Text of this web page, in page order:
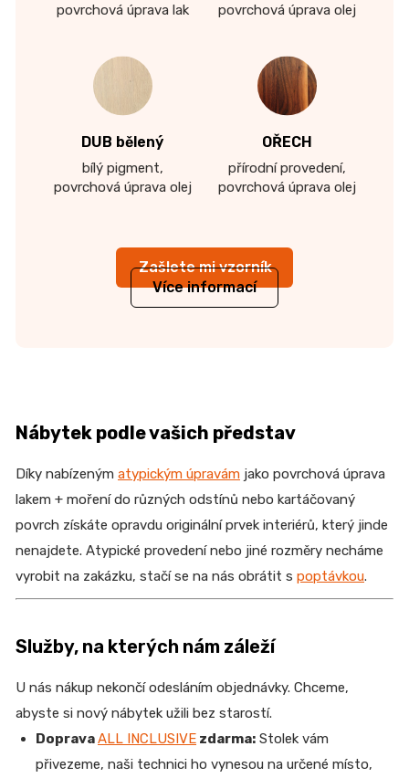
povrchová úprava lak
povrchová úprava olej
DUB bělený
bílý pigment,
povrchová úprava olej
OŘECH
přírodní provedení,
povrchová úprava olej
Zašlete mi vzorník
Více informací
Nábytek podle vašich představ
Díky nabízeným atypickým úpravám jako povrchová úprava
lakem + moření do různých odstínů nebo kartáčovaný
povrch získáte opravdu originální prvek interiérů, který jinde
nenajdete. Atypické provedení nebo jiné rozměry necháme
vyrobit na zakázku, stačí se na nás obrátit s poptávkou.
Služby, na kterých nám záleží
U nás nákup nekončí odesláním objednávky. Chceme,
abyste si nový nábytek užili bez starostí.
DopravaALL INCLUSIVE zdarma: Stolek vám
přivezeme, naši technici ho vynesou na určené místo,